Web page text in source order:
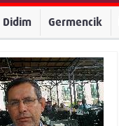
Didim Germencik